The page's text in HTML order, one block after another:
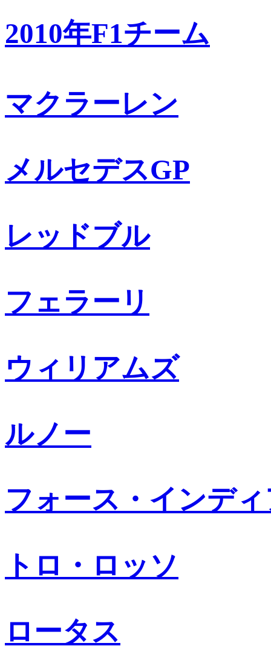
2010年F1チーム
マクラーレン
メルセデスGP
レッドブル
フェラーリ
ウィリアムズ
ルノー
フォース・インデ
トロ・ロッソ
ロータス